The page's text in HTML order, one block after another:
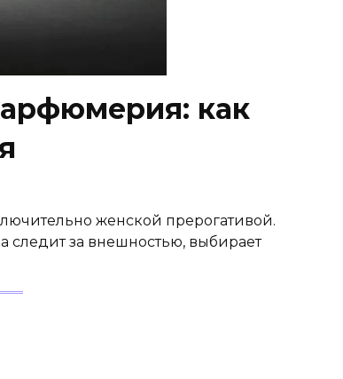
как
женской прерогативой.
за внешностью, выбирает